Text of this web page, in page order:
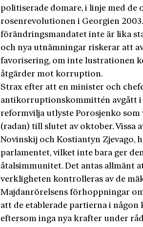
politiserade domare, i linje med
rosenrevolutionen i Georgien
förändringsmandatet inte är lika
och nya utnämningar riskerar att
favorisering, om inte lustrationen
åtgärder mot korruption.
Strax efter att en minister och
antikorruptionskommittén avgått i
reformvilja utlyste Porosjenko
(radan) till slutet av oktober. Vissa
Novinskij och Kostiantyn Zjevago,
parlamentet, vilket inte bara ger
åtalsimmunitet. Det antas allmänt
verkligheten kontrolleras av de
Majdanrörelsens förhoppningar
att de etablerade partierna i
eftersom inga nya krafter under